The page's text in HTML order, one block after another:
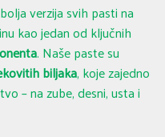
verzija svih pasti na
kao jedan od ključnih
. Naše paste su
biljaka, koje zajedno
– na zube, desni, usta i